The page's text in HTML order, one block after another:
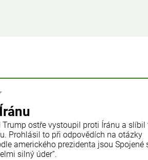
ostře vystoupil proti Íránu a slíbil
Prohlásil to při odpovědích na otázky
amerického prezidenta jsou Spojené
silný úder“.